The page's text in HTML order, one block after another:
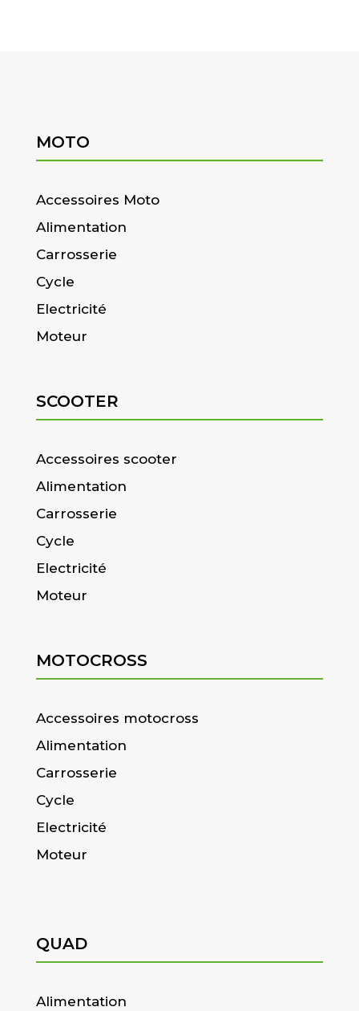
MOTO
Accessoires Moto
Alimentation
Carrosserie
Cycle
Electricité
Moteur
SCOOTER
Accessoires scooter
Alimentation
Carrosserie
Cycle
Electricité
Moteur
MOTOCROSS
Accessoires motocross
Alimentation
Carrosserie
Cycle
Electricité
Moteur
QUAD
Alimentation